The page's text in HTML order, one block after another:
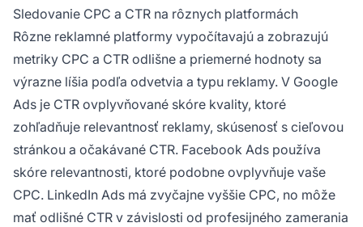
Sledovanie CPC a CTR na rôznych platformách
Rôzne reklamné platformy vypočítavajú a zobrazujú
metriky CPC a CTR odlišne a priemerné hodnoty sa
výrazne líšia podľa odvetvia a typu reklamy. V Google
Ads je CTR ovplyvňované skóre kvality, ktoré
zohľadňuje relevantnosť reklamy, skúsenosť s cieľovou
stránkou a očakávané CTR. Facebook Ads používa
skóre relevantnosti, ktoré podobne ovplyvňuje vaše
CPC. LinkedIn Ads má zvyčajne vyššie CPC, no môže
mať odlišné CTR v závislosti od profesijného zamerania